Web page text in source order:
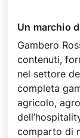
Un marchio
Gambero
contenuti,
nel settore
completa
agricolo,
comparto di